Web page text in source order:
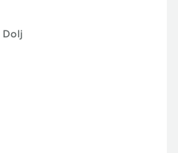
Dolj